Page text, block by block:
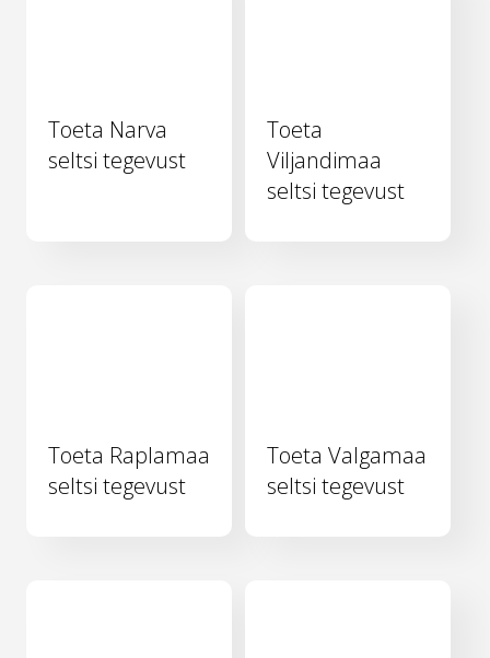
Toeta Narva
seltsi tegevust
Toeta
Viljandimaa
seltsi tegevust
Toeta Raplamaa
seltsi tegevust
Toeta Valgamaa
seltsi tegevust